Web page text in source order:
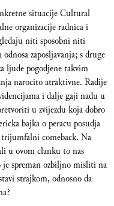
situacije Cultural
organizacije radnica i
niti sposobni niti
zaposljavanja; s druge
ljude pogodjene takvim
narocito atraktivne. Radije
i dalje gaji nadu u
u zvijezdu koja dobro
bajka o peracu posudja
comeback. Na
u ovom clanku to nas
spreman ozbiljno misliti na
strajkom, odnosno da